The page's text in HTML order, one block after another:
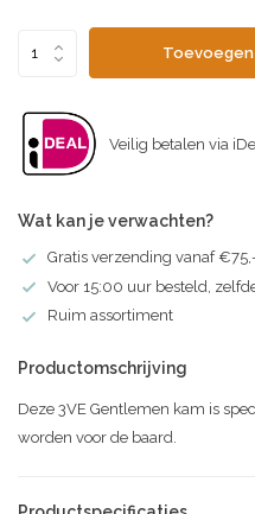
Veilig betalen via
Wat kan je verwachten?
Gratis verzending vanaf
Voor 15:00 uur besteld,
Ruim assortiment
Productomschrijving
Deze 3VE Gentlemen kam is
worden voor de baard.